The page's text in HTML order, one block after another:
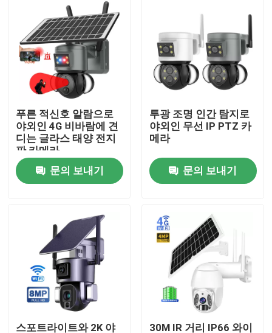
제품
비디오
우리 에 관한 것
공장 투어
품질 관리
뉴스
인용 을 요청 하십시오
와이파이 전구 보안 카메라
푸른 적신호 알람으로
야외인 4G 비바람에 견
디는 글라스 태양 전지
판 카메라
문의 보내기
투광 조명 인간 탐지로
야외인 무선 IP PTZ 카
메라
문의 보내기
스포트라이트와 2K 야 30M IR 거리 IP66 와이